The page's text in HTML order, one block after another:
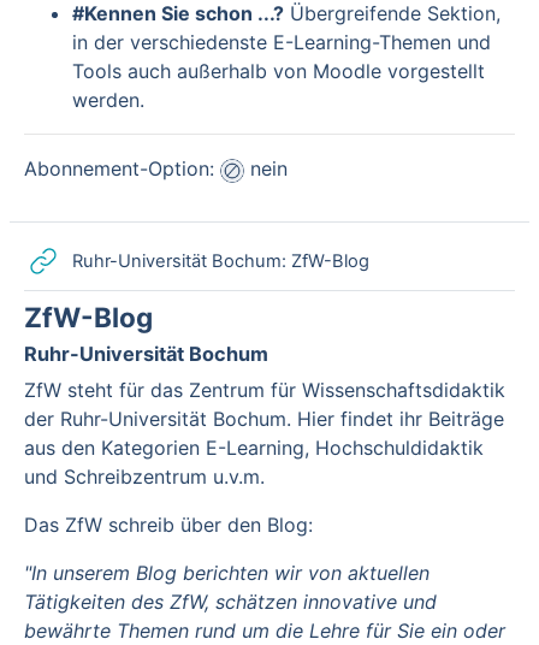
#Kennen Sie schon ...? Übergreifende Sektion,
in der verschiedenste E-Learning-Themen und
Tools auch außerhalb von Moodle vorgestellt
werden.
Abonnement-Option: nein
Ruhr-Universität Bochum: ZfW-Blog
ZfW-Blog
Ruhr-Universität Bochum
ZfW steht für das Zentrum für Wissenschaftsdidaktik
der Ruhr-Universität Bochum. Hier findet ihr Beiträge
aus den Kategorien E-Learning, Hochschuldidaktik
und Schreibzentrum u.v.m.
Das ZfW schreib über den Blog:
"In unserem Blog berichten wir von aktuellen
Tätigkeiten des ZfW, schätzen innovative und
bewährte Themen rund um die Lehre für Sie ein oder